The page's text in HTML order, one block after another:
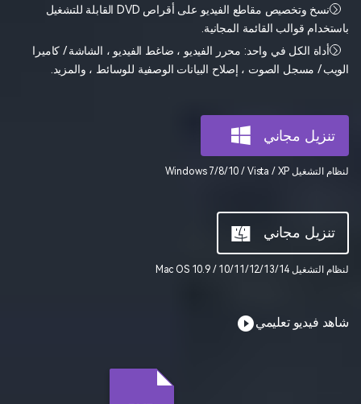
مشاهدة جميع المنتجات
استكشف
الفيديوهات
مشاهدة جميع المنتجات
استكشف
قوالب واجهة المستخدم وتجربة المستخدم
قوالب الرسم التخطيطي
منتجات حلول PDF
دمج ملفات PDF
قوالب PDF
MobileTrans
Repairit
مشاهدة جميع المنتجات
استعادة الصور
تسجيل الدخول
Photography
Movie Users
Tech Specs قائمة كاملة بالتنسيقات والأجهزة ووحدات معالجة الرسومات المدعومة.
What's New
نسخ وتخصيص مقاطع الفيديو على أقراص DVD القابلة للتشغيل
باستخدام قوالب القائمة المجانية.
أداة الكل في واحد: محرر الفيديو ، ضاغط الفيديو ، الشاشة / كاميرا
الويب / مسجل الصوت ، إصلاح البيانات الوصفية للوسائط ، والمزيد.
تنزيل مجاني
لنظام التشغيل Windows 7/8/10 / Vista / XP
تنزيل مجاني
لنظام التشغيل Mac OS 10.9 / 10/11/12/13/14
شاهد فيديو تعليمي